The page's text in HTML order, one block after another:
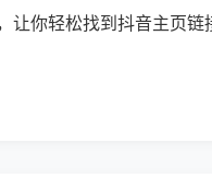
你轻松找到抖音主页链